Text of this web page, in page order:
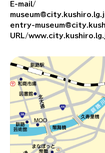
E-mail/
entry-
URL/